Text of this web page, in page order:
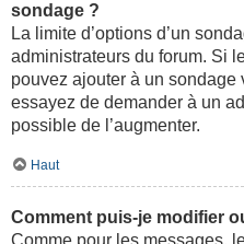
sondage ?
La limite d’options d’un
administrateurs du forum. Si
pouvez ajouter à un sondage
essayez de demander à un
possible de l’augmenter.
Haut
Comment puis-je modifier
Comme pour les messages,